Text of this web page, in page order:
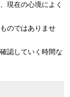
現在の心境によく
のではありませ
認していく時間な